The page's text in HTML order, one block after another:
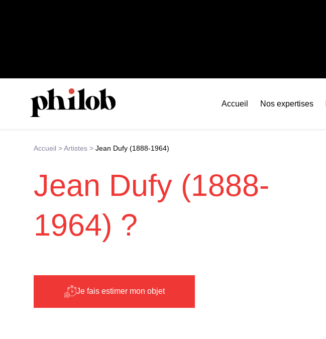
Accueil Nos expertises
Accueil >Artistes >Jean Dufy (1888-1964)
Jean Dufy (1888-
1964) ?
Je fais estimer mon objet